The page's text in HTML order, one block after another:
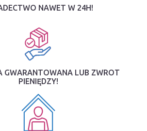
NAWET W 24H!
GWARANTOWANA LUB ZWROT
PIENIĘDZY!